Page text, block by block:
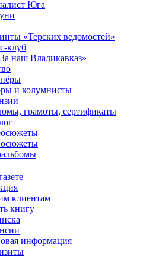
Юга
«Терских ведомостей»
клуб
наш Владикавказ»
и колумнисты
грамоты, сертификаты
клиентам
книгу
информация